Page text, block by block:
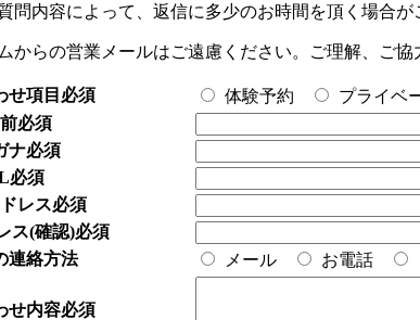
問内容によって、返信に多少のお時間を頂く場合が
からの営業メールはご遠慮ください。ご理解、ご協
せ項目 必須 体験予約 プライベ
必須
ナ必須
必須
レス必須
ス(確認)必須
連絡方法
メール お電話
せ内容必須